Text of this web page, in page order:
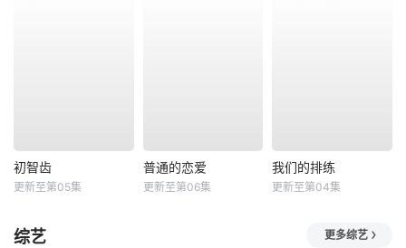
初智齿
更新至第05集
普通的恋爱
更新至第06集
我们的排练
更新至第04集
综艺 更多综艺